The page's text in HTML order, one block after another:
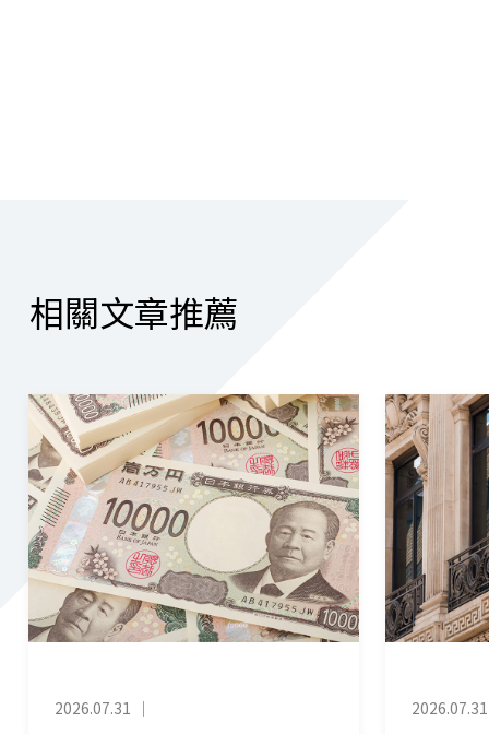
相關文章推薦
2026.07.31 ｜ 2026.07.31